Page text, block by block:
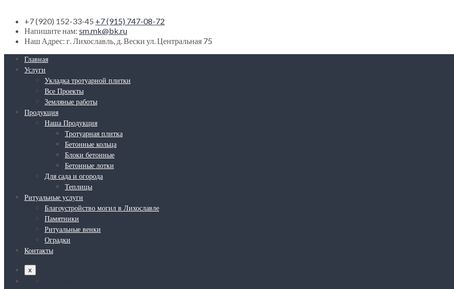
+7 (920) 152-33-45 +7 (915) 747-08-72
Напишите нам: sm.mk@bk.ru
Наш Адрес: г. Лихославль, д. Вески ул. Центральная 75
Главная
Услуги
Укладка тротуарной плитки
Все Проекты
Земляные работы
Продукция
Наша Продукция
Тротуарная плитка
Бетонные кольца
Блоки бетонные
Бетонные лотки
Для сада и огорода
Теплицы
Ритуальные услуги
Благоустройство могил в Лихославле
Памятники
Ритуальные венки
Оградки
Контакты
x